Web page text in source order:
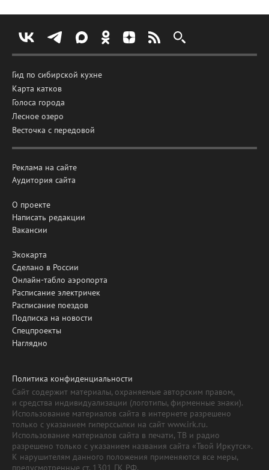
Гид по сибирской кухне
Карта катков
Голоса города
Лесное озеро
Весточка с передовой
Реклама на сайте
Аудитория сайта
О проекте
Написать редакции
Вакансии
Экокарта
Сделано в России
Онлайн-табло аэропорта
Расписание электричек
Расписание поездов
Подписка на новости
Спецпроекты
Наглядно
Политика конфиденциальности
Сайт содержит материалы, охраняемые авторским правом,
и средства индивидуализации (логотипы, фирменные знаки).
Использование материалов сайта в интернете разрешено
только с указанием гиперссылки на сайт www.irk.ru.
Использование материалов сайта в печати, ТВ и радио
разрешено только с указанием названия сайта «Твой Иркутск».
К нарушителям данного положения применяются все меры,
предусмотренные ст. 1301 ГК РФ.